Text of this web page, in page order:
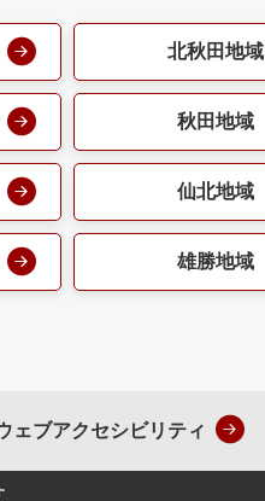
北秋田地域
秋田地域
仙北地域
雄勝地域
ェブアクセシビリティ